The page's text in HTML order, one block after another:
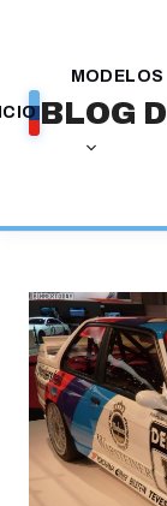
contenido
BLOG
MODELOS